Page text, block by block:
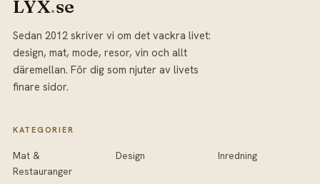
LYX.se
Sedan 2012 skriver vi om det vackra livet:
design, mat, mode, resor, vin och allt
däremellan. För dig som njuter av livets
finare sidor.
KATEGORIER
Mat &
Restauranger
Design Inredning